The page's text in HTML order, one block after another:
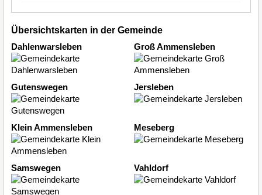
Übersichtskarten in der Gemeinde
Dahlenwarsleben
Groß Ammensleben
Gutenswegen Jersleben
Klein Ammensleben Meseberg
Samswegen Vahldorf